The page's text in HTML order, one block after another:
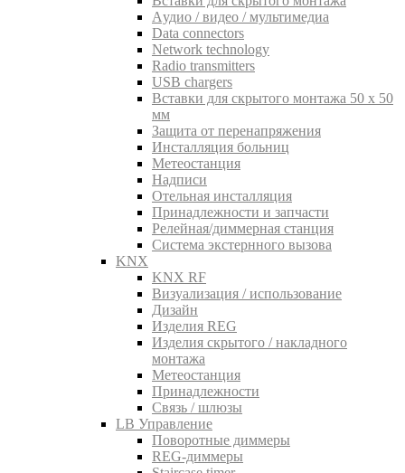
Aудио / видео / мультимедиа
Data connectors
Network technology
Radio transmitters
USB chargers
Вставки для скрытого монтажа 50 x 50
мм
Защита от перенапряжения
Инсталляция больниц
Метеостанция
Надписи
Отельная инсталляция
Принадлежности и запчасти
Релейная/диммерная станция
Система экстернного вызова
KNX
KNX RF
Визуализация / использование
Дизайн
Изделия REG
Изделия скрытого / накладного
монтажа
Метеостанция
Принадлежности
Связь / шлюзы
LB Управление
Поворотные диммеры
REG-диммеры